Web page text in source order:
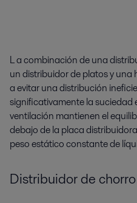
La combinación de una
un distribuidor de platos y
a evitar una distribución
significativamente la suciedad
ventilación mantienen el
debajo de la placa
peso estático constante de
Distribuidor de chorro